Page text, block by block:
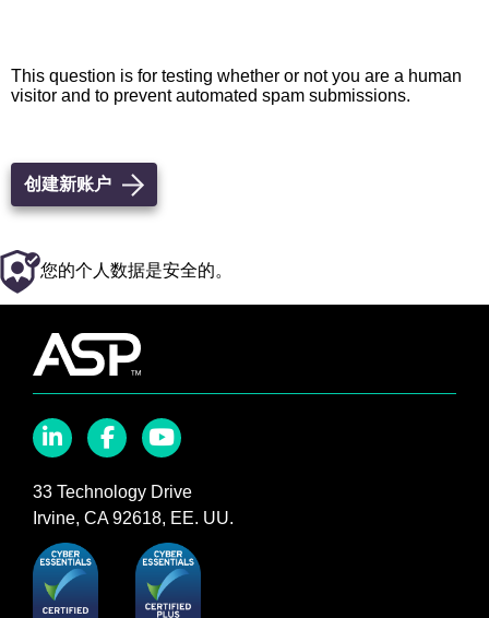
This question is for testing whether or not you are a human
visitor and to prevent automated spam submissions.
您的个人数据是安全的。
33 Technology Drive
Irvine, CA 92618, EE. UU.